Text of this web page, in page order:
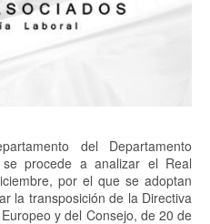
del Departamento
procede a analizar el Real
por el que se adoptan
la transposición de la Directiva
y del Consejo, de 20 de